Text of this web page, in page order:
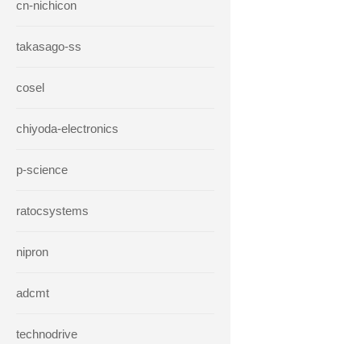
cn-nichicon
takasago-ss
cosel
chiyoda-electronics
p-science
ratocsystems
nipron
adcmt
technodrive